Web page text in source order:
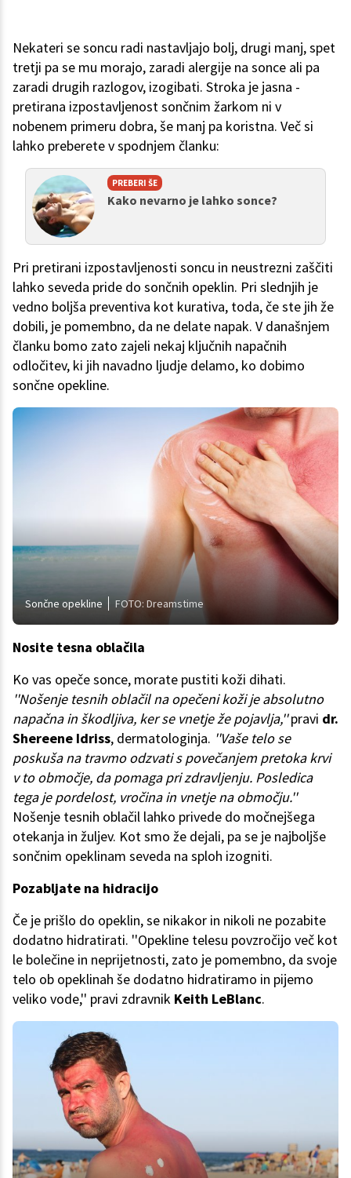
Nekateri se soncu radi nastavljajo bolj, drugi manj, spet
tretji pa se mu morajo, zaradi alergije na sonce ali pa
zaradi drugih razlogov, izogibati. Stroka je jasna -
pretirana izpostavljenost sončnim žarkom ni v
nobenem primeru dobra, še manj pa koristna. Več si
lahko preberete v spodnjem članku:
PREBERI ŠE
Kako nevarno je lahko sonce?
Pri pretirani izpostavljenosti soncu in neustrezni zaščiti
lahko seveda pride do sončnih opeklin. Pri slednjih je
vedno boljša preventiva kot kurativa, toda, če ste jih že
dobili, je pomembno, da ne delate napak. V današnjem
članku bomo zato zajeli nekaj ključnih napačnih
odločitev, ki jih navadno ljudje delamo, ko dobimo
sončne opekline.
Sončne opekline FOTO: Dreamstime
Nosite tesna oblačila
Ko vas opeče sonce, morate pustiti koži dihati.
''Nošenje tesnih oblačil na opečeni koži je absolutno
napačna in škodljiva, ker se vnetje že pojavlja,''pravi dr.
Shereene Idriss, dermatologinja. ''Vaše telo se
poskuša na travmo odzvati s povečanjem pretoka krvi
v to območje, da pomaga pri zdravljenju. Posledica
tega je pordelost, vročina in vnetje na območju.''
Nošenje tesnih oblačil lahko privede do močnejšega
otekanja in žuljev. Kot smo že dejali, pa se je najboljše
sončnim opeklinam seveda na sploh izogniti.
Pozabljate na hidracijo
Če je prišlo do opeklin, se nikakor in nikoli ne pozabite
dodatno hidratirati. ''Opekline telesu povzročijo več kot
le bolečine in neprijetnosti, zato je pomembno, da svoje
telo ob opeklinah še dodatno hidratiramo in pijemo
veliko vode,'' pravi zdravnik Keith LeBlanc.